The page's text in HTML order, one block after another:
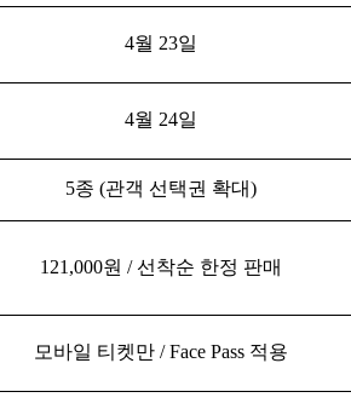
4월 23일
4월 24일
5종 (관객 선택권 확대)
121,000원 / 선착순 한정 판매
모바일 티켓만 / Face Pass 적용